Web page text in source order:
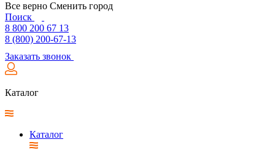
Все верно Сменить город
Поиск
8 800 200 67 13
8 (800) 200-67-13
Заказать звонок
Каталог
Каталог